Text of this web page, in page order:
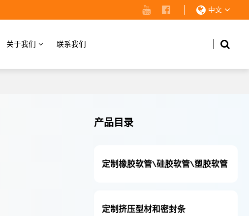
中文
关于我们 联系我们
产品目录
定制橡胶软管\硅胶软管\塑胶软管
定制挤压型材和密封条